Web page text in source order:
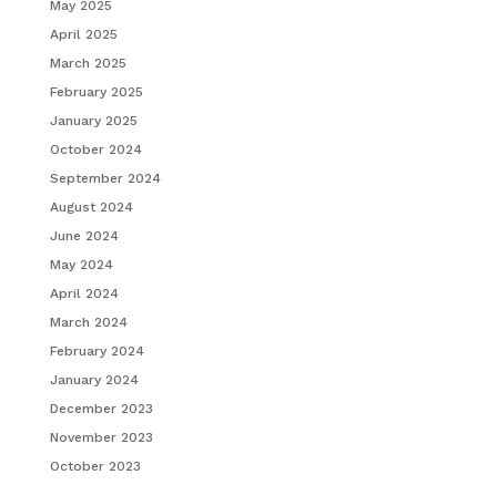
May 2025
April 2025
March 2025
February 2025
January 2025
October 2024
September 2024
August 2024
June 2024
May 2024
April 2024
March 2024
February 2024
January 2024
December 2023
November 2023
October 2023